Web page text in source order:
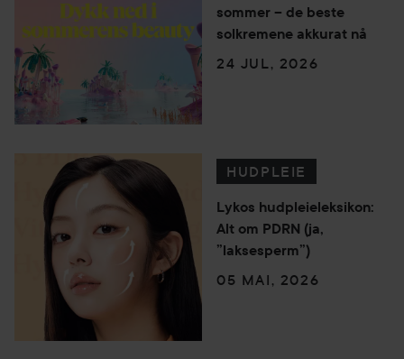
sommer – de beste
solkremene akkurat nå
24 JUL, 2026
HUDPLEIE
Lykos hudpleieleksikon:
Alt om PDRN (ja,
”laksesperm”)
05 MAI, 2026